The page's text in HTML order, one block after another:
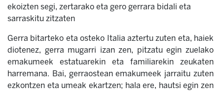
ekoizten segi, zertarako eta gero gerrara bidali eta
sarraskitu zitzaten
Gerra bitarteko eta osteko Italia aztertu zuten eta, haiek
diotenez, gerra mugarri izan zen, pitzatu egin zuelako
emakumeek estatuarekin eta familiarekin zeukaten
harremana. Bai, gerraostean emakumeek jarraitu zuten
ezkontzen eta umeak ekartzen; hala ere, hautsi egin zen